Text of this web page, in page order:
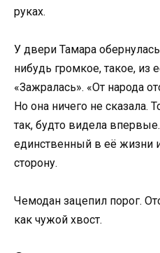
руках.
У двери Тамара
нибудь громкое, такое, из
«Зажралась». «От народа
Но она ничего не сказала.
так, будто видела
единственный в её жизни
сторону.
Чемодан зацепил порог.
как чужой хвост.